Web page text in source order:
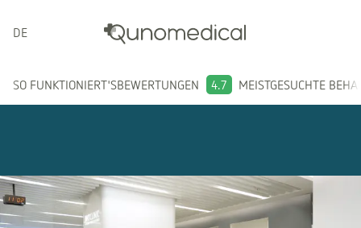
DEUTSCH
SO FUNKTIONIERT'SBEWERTUNGEN 4.7 MEISTGESUCHTE